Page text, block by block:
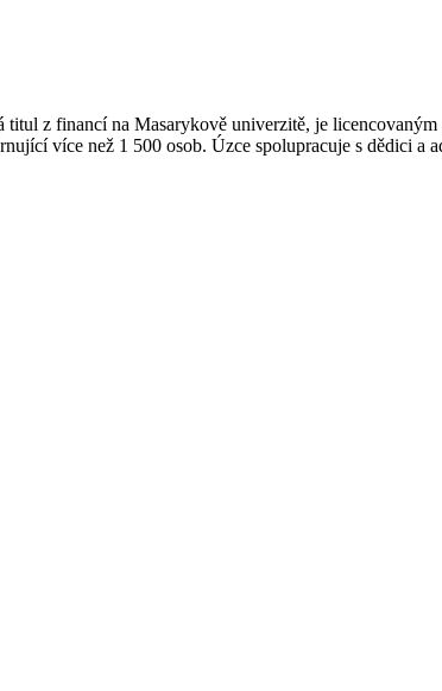
z financí na Masarykově univerzitě, je
více než 1 500 osob. Úzce spolupracuje s dědici a